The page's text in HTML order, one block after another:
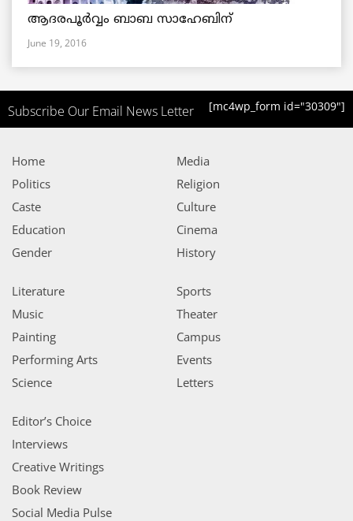
ആദരപൂര്‍വ്വം ബാബ സാഹേബിന്
June 19, 2016
Subscribe Our Email News Letter [mc4wp_form id="30309"]
Home
Politics
Caste
Education
Gender
Media
Religion
Culture
Cinema
History
Literature
Music
Painting
Performing Arts
Science
Sports
Theater
Campus
Events
Letters
Editor’s Choice
Interviews
Creative Writings
Book Review
Social Media Pulse